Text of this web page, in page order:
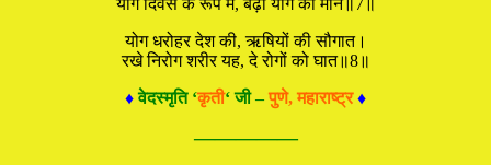
योग धरोहर देश की, ऋषियों की सौगात।
रखे निरोग शरीर यह, दे रोगों को घात॥8॥
♦वेदस्मृति ‘कृती‘ जी –पुणे, महाराष्ट्र ♦
—————